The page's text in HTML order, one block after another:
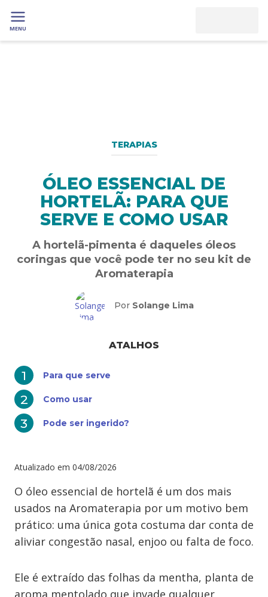
MENU
TERAPIAS
ÓLEO ESSENCIAL DE
HORTELÃ: PARA QUE
SERVE E COMO USAR
A hortelã-pimenta é daqueles óleos
coringas que você pode ter no seu kit de
Aromaterapia
Por Solange Lima
ATALHOS
Para que serve
Como usar
Pode ser ingerido?
Atualizado em 04/08/2026
O óleo essencial de hortelã é um dos mais
usados na Aromaterapia por um motivo bem
prático: uma única gota costuma dar conta de
aliviar congestão nasal, enjoo ou falta de foco.
Ele é extraído das folhas da mentha, planta de
aroma mentolado que invade qualquer